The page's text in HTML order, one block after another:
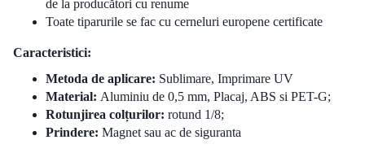
de la producători cu renume
Toate tiparurile se fac cu cerneluri europene certificate
Caracteristici:
Metoda de aplicare: Sublimare, Imprimare UV
Material: Aluminiu de 0,5 mm, Placaj, ABS si PET-G;
Rotunjirea colțurilor: rotund 1/8;
Prindere: Magnet sau ac de siguranta